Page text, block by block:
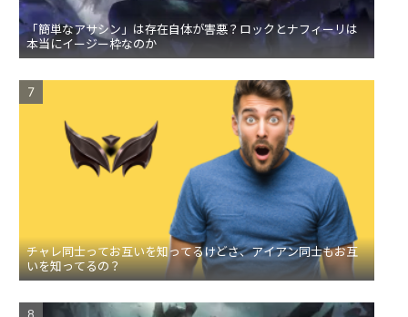
「簡単なアサシン」は存在自体が害悪？ロックとナフィーリは
本当にイージー枠なのか
チャレ同士ってお互いを知ってるけどさ、アイアン同士もお互
いを知ってるの？